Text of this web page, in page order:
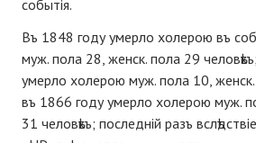
событія.
Въ 1848 году умерло холерою въ
муж. пола 28, женск. пола 29
умерло холерою муж. пола 10,
въ 1866 году умерло холерою муж.
31 человѣкъ; последній разъ